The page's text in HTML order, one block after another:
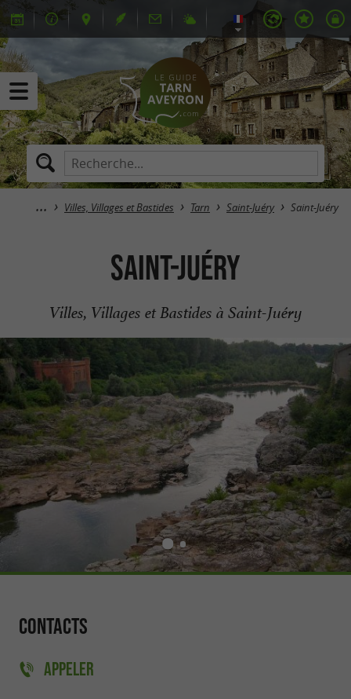
Villes, Villages et Bastides Tarn Saint-Juéry Saint-Juéry
Saint-Juéry
Villes, Villages et Bastides à Saint-Juéry
Contacts
APPELER